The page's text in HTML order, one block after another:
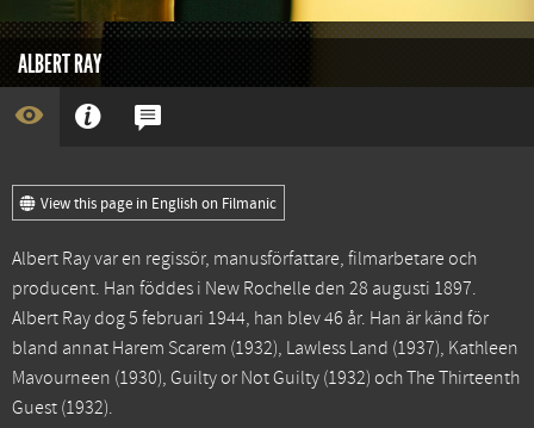
ALBERT RAY
View this page in English on Filmanic
Albert Ray var en regissör, manusförfattare, filmarbetare och
producent. Han föddes i New Rochelle den 28 augusti 1897.
Albert Ray dog 5 februari 1944, han blev 46 år. Han är känd för
bland annat Harem Scarem (1932), Lawless Land (1937), Kathleen
Mavourneen (1930), Guilty or Not Guilty (1932) ochThe Thirteenth
Guest (1932).